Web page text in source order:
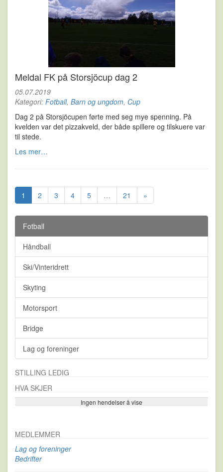
Meldal FK på Storsjöcup dag 2
05.07.2019
Kategori: Fotball, Barn og ungdom, Cup
Dag 2 på Storsjöcupen førte med seg mye spenning. På
kvelden var det pizzakveld, der både spillere og tilskuere var
til stede.
Les mer…
1 2 3 4 5 … 21 »
Fotball
Håndball
Ski/Vinteridrett
Skyting
Motorsport
Bridge
Lag og foreninger
STILLING LEDIG
HVA SKJER
Ingen hendelser å vise
Se flere…
MEDLEMMER
Lag og foreninger
Bedrifter